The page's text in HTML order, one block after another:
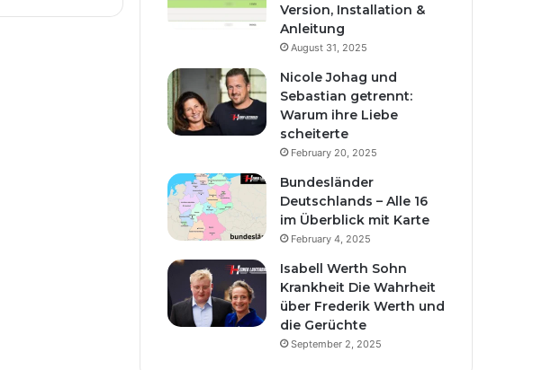
Version, Installation &
Anleitung
August 31, 2025
Nicole Johag und
Sebastian getrennt:
Warum ihre Liebe
scheiterte
February 20, 2025
Bundesländer
Deutschlands – Alle 16
im Überblick mit Karte
February 4, 2025
Isabell Werth Sohn
Krankheit Die Wahrheit
über Frederik Werth und
die Gerüchte
September 2, 2025